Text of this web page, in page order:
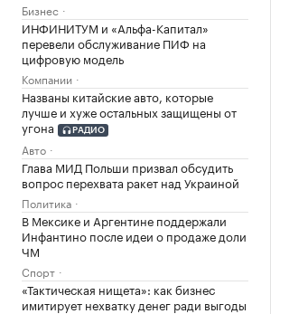
Бизнес
ИНФИНИТУМ и «Альфа-Капитал»
перевели обслуживание ПИФ на
цифровую модель
Компании
Названы китайские авто, которые
лучше и хуже остальных защищены от
угона
РАДИО
Авто
Глава МИД Польши призвал обсудить
вопрос перехвата ракет над Украиной
Политика
В Мексике и Аргентине поддержали
Инфантино после идеи о продаже доли
ЧМ
Спорт
«Тактическая нищета»: как бизнес
имитирует нехватку денег ради выгоды